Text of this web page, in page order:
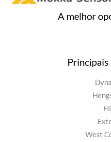
A melhor
Principais
West